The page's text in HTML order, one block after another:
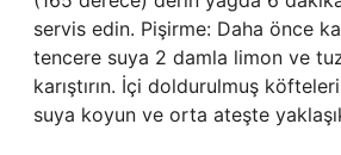
servis edin. Pişirme: Daha önce
tencere suya 2 damla limon ve
karıştırın. İçi doldurulmuş
suya koyun ve orta ateşte